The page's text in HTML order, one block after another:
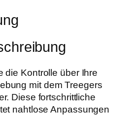
die Kontrolle über Ihre
mit dem Treegers
Diese fortschrittliche
nahtlose Anpassungen